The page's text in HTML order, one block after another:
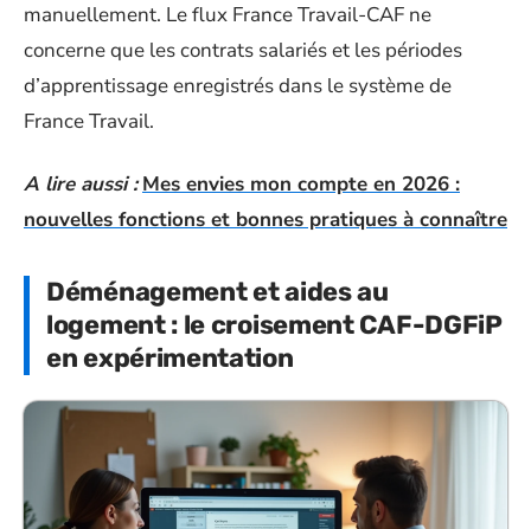
manuellement. Le flux France Travail-CAF ne
concerne que les contrats salariés et les périodes
d’apprentissage enregistrés dans le système de
France Travail.
A lire aussi : Mes envies mon compte en 2026 :
nouvelles fonctions et bonnes pratiques à connaître
Déménagement et aides au
logement : le croisement CAF-DGFiP
en expérimentation